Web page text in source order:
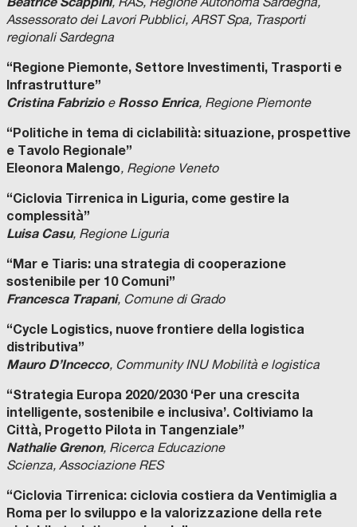
Assessorato dei Lavori Pubblici, ARST Spa, Trasporti
regionali Sardegna
“Regione Piemonte, Settore Investimenti, Trasporti e
Infrastrutture”
Cristina Fabrizioe Rosso Enrica, Regione Piemonte
“Politiche in tema di ciclabilità: situazione, prospettive
e Tavolo Regionale”
Eleonora Malengo, Regione Veneto
“Ciclovia Tirrenica in Liguria, come gestire la
complessità”
Luisa Casu, Regione Liguria
“Mar e Tiaris: una strategia di cooperazione
sostenibile per 10 Comuni”
Francesca Trapani, Comune di Grado
“Cycle Logistics, nuove frontiere della logistica
distributiva”
Mauro D’Incecco, Community INU Mobilità e logistica
“Strategia Europa 2020/2030 ‘Per una crescita
intelligente, sostenibile e inclusiva’. Coltiviamo la
Città, Progetto Pilota in Tangenziale”
Nathalie Grenon, Ricerca Educazione
Scienza, Associazione RES
“Ciclovia Tirrenica: ciclovia costiera da Ventimiglia a
Roma per lo sviluppo e la valorizzazione della rete